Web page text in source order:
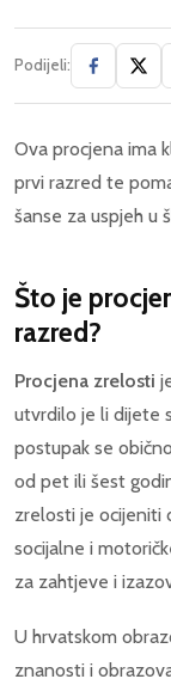
Podijeli:
Ova procjena ima
prvi razred te
šanse za uspjeh u
Što je
razred?
Procjena zrelosti
utvrdilo je li dijete
postupak se
od pet ili šest
zrelosti je ocijeniti
socijalne i
za zahtjeve i
U hrvatskom
znanosti i